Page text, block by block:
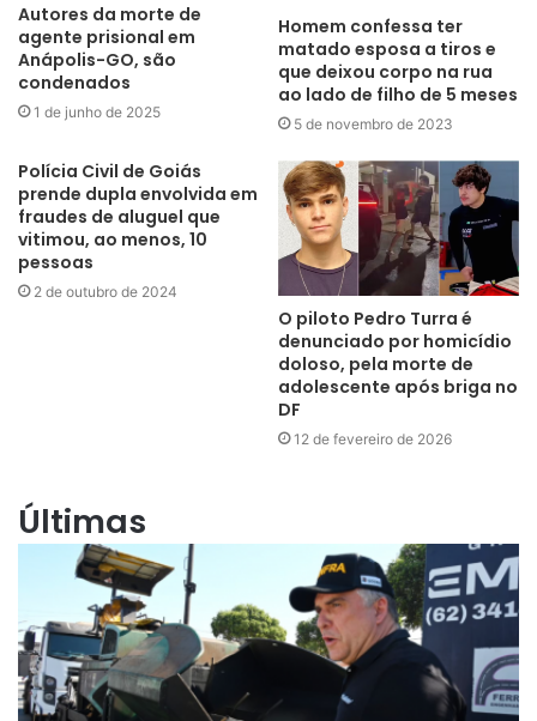
Autores da morte de
agente prisional em
Anápolis-GO, são
condenados
1 de junho de 2025
Homem confessa ter
matado esposa a tiros e
que deixou corpo na rua
ao lado de filho de 5 meses
5 de novembro de 2023
Polícia Civil de Goiás
prende dupla envolvida em
fraudes de aluguel que
vitimou, ao menos, 10
pessoas
2 de outubro de 2024
O piloto Pedro Turra é
denunciado por homicídio
doloso, pela morte de
adolescente após briga no
DF
12 de fevereiro de 2026
Últimas